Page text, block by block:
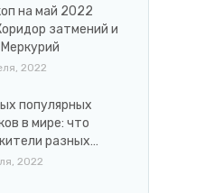
на май 2022
затмений и
2022
популярных
в мире: что
разных…
2022